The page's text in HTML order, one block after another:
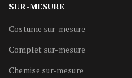
SUR-MESURE
Costume sur-mesure
Complet sur-mesure
Chemise sur-mesure